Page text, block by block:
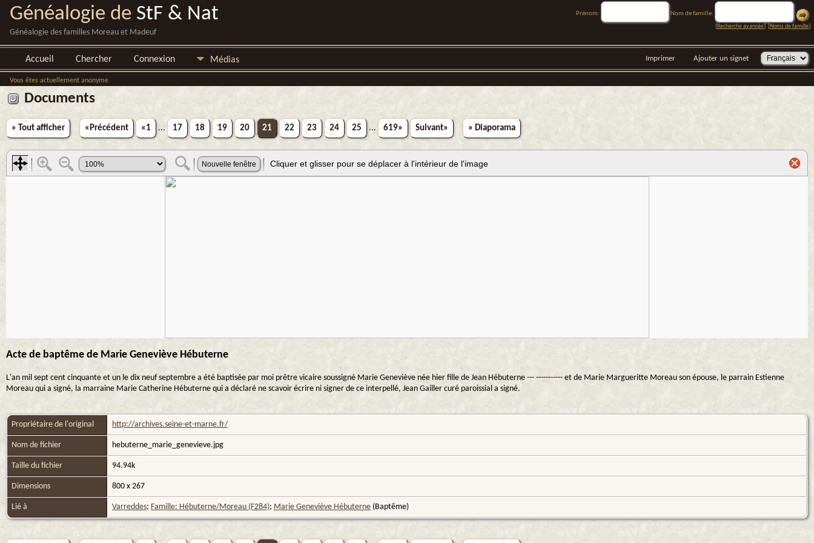
Généalogie de StF & Nat
Généalogie des familles Moreau et Madeuf
Prénom:
Nom de famille:
[Recherche avancée] [Noms de famille]
Accueil Chercher Connexion Médias Imprimer Ajouter un signet
Vous êtes actuellement anonyme
Documents
» Tout afficher «Précédent «1 ... 17 18 19 20 21 22 23 24 25 ... 619» Suivant» » Diaporama
Acte de baptême de Marie Geneviève Hébuterne
L'an mil sept cent cinquante et un le dix neuf septembre a été baptisée par moi prêtre vicaire soussigné Marie Geneviève née hier fille de Jean Hébuterne --- ----------- et de Marie Margueritte Moreau son épouse, le parrain Estienne
Moreau qui a signé, la marraine Marie Catherine Hébuterne qui a déclaré ne scavoir écrire ni signer de ce interpellé, Jean Gailler curé paroissial a signé.
Propriétaire de l'original http://archives.seine-et-marne.fr/
Nom de fichier hebuterne_marie_genevieve.jpg
Taille du fichier 94.94k
Dimensions 800 x 267
Lié à Varreddes; Famille: Hébuterne/Moreau (F284); Marie Geneviève Hébuterne (Baptême)